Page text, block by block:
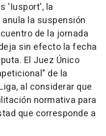
'Iusport', la
la suspensión
de la jornada
sin efecto la fecha
El Juez Único
de la
al considerar que
normativa para
que corresponde a